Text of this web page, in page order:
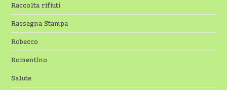
Raccolta rifiuti
Rassegna Stampa
Robecco
Romentino
Salute